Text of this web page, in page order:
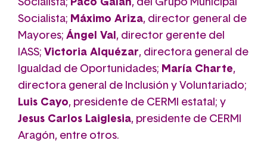
Socialista; Paco Galán, del Grupo Municipal
Socialista; Máximo Ariza, director general de
Mayores; Ángel Val , director gerente del
IASS; Victoria Alquézar, directora general de
Igualdad de Oportunidades; María Charte,
directora general de Inclusión y Voluntariado;
Luis Cayo, presidente de CERMI estatal; y
Jesus Carlos Laiglesia, presidente de CERMI
Aragón, entre otros.